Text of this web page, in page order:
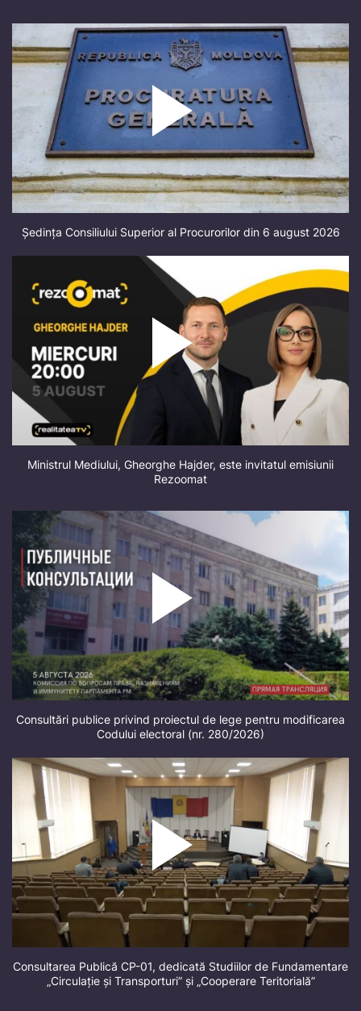
Ședința Consiliului Superior al Procurorilor din 6 august 2026
Ministrul Mediului, Gheorghe Hajder, este invitatul emisiunii
Rezoomat
Consultări publice privind proiectul de lege pentru modificarea
Codului electoral (nr. 280/2026)
Consultarea Publică CP-01, dedicată Studiilor de Fundamentare
„Circulație și Transporturi” și „Cooperare Teritorială”